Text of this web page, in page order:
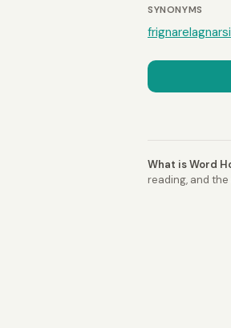
SYNONYMS
frignarelagnarsi
What is Word
reading, and